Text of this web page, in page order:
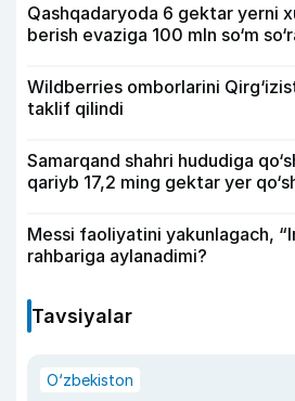
Qashqadaryoda 6 gektar yerni
berish evaziga 100 mln so‘m
Wildberries omborlarini
taklif qilindi
Samarqand shahri hududiga
qariyb 17,2 ming gektar yer
Messi faoliyatini yakunlagach,
rahbariga aylanadimi?
Tavsiyalar
O‘zbekiston